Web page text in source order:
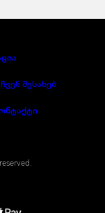
ჩვენ შესახებ